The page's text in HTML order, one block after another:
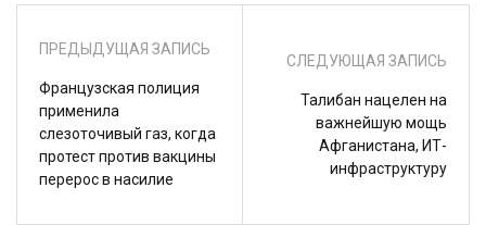
ПРЕДЫДУЩАЯ ЗАПИСЬ
Французская полиция
применила
слезоточивый газ, когда
протест против вакцины
перерос в насилие
СЛЕДУЮЩАЯ ЗАПИСЬ
Талибан нацелен на
важнейшую мощь
Афганистана, ИТ-
инфраструктуру